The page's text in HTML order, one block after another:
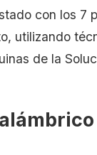
con los 7
utilizando
de la